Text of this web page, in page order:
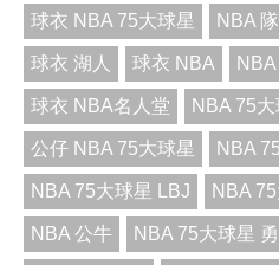
球衣 NBA 75大球星 NBA
球衣 湖人 球衣 NBA
球衣 NBA名人堂 NBA 75
公仔 NBA 75大球星 NBA
NBA 75大球星 LBJ NBA
NBA 公牛 NBA 75大球星